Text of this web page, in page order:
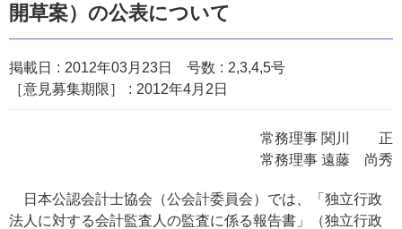
開草案）の公表について
掲載日 2012年03月23日 号数
2,3,4,5号
［意見募集期限］
2012年4月2日
常務理事 関川 正
常務理事 遠藤 尚秀
日本公認会計士協会（公会計委員会）では、「独立行政
法人に対する会計監査人の監査に係る報告書」（独立行政